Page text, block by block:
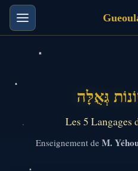
גְּאֻלָּה
Les 5 Langages
Enseignement de M.